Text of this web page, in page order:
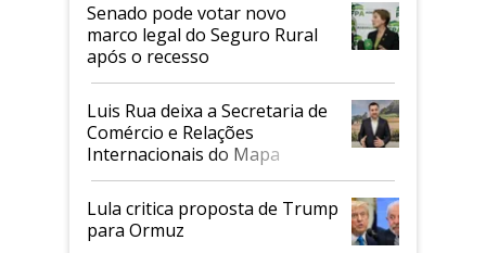
Senado pode votar novo
marco legal do Seguro Rural
após o recesso
Luis Rua deixa a Secretaria de
Comércio e Relações
Internacionais do Mapa
Lula critica proposta de Trump
para Ormuz